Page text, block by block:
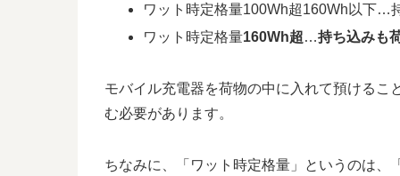
ワット時定格量100Wh超160Wh以下…
ワット時定格量160Wh超…持ち込みも
モバイル充電器を荷物の中に入れて預けるこ
む必要があります。
ちなみに、「ワット時定格量」というのは、